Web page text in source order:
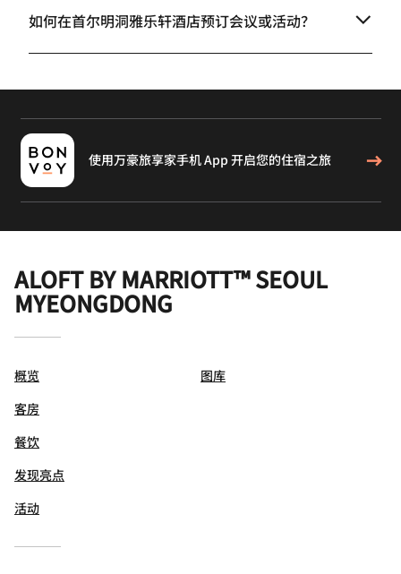
如何在首尔明洞雅乐轩酒店预订会议或活动？
使用万豪旅享家手机 App 开启您的住宿之旅
ALOFT BY MARRIOTT™ SEOUL
MYEONGDONG
概览
客房
餐饮
发现亮点
活动
图库